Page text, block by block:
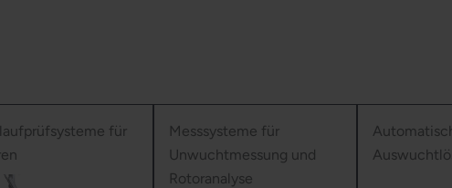
für
Messsysteme für
Unwuchtmessung und
Rotoranalyse